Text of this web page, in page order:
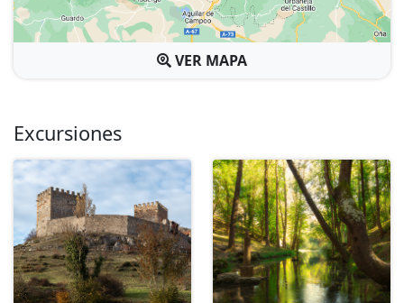
VER MAPA
Excursiones